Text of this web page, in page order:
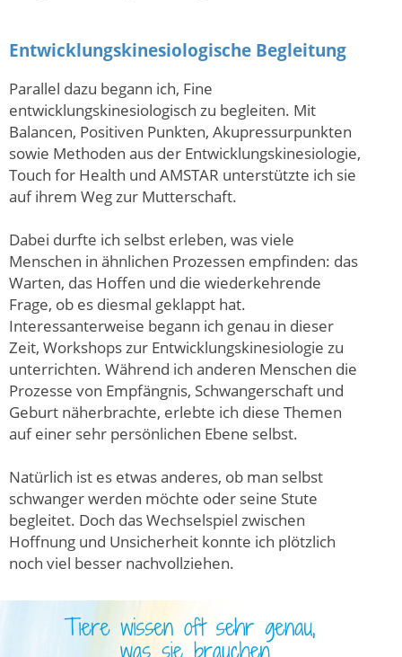
Entwicklungskinesiologische Begleitung
Parallel dazu begann ich, Fine
entwicklungskinesiologisch zu begleiten. Mit
Balancen, Positiven Punkten, Akupressurpunkten
sowie Methoden aus der Entwicklungskinesiologie,
Touch for Health und AMSTAR unterstützte ich sie
auf ihrem Weg zur Mutterschaft.
Dabei durfte ich selbst erleben, was viele
Menschen in ähnlichen Prozessen empfinden: das
Warten, das Hoffen und die wiederkehrende
Frage, ob es diesmal geklappt hat.
Interessanterweise begann ich genau in dieser
Zeit, Workshops zur Entwicklungskinesiologie zu
unterrichten. Während ich anderen Menschen die
Prozesse von Empfängnis, Schwangerschaft und
Geburt näherbrachte, erlebte ich diese Themen
auf einer sehr persönlichen Ebene selbst.
Natürlich ist es etwas anderes, ob man selbst
schwanger werden möchte oder seine Stute
begleitet. Doch das Wechselspiel zwischen
Hoffnung und Unsicherheit konnte ich plötzlich
noch viel besser nachvollziehen.